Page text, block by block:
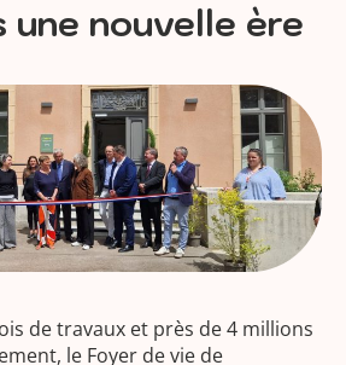
une nouvelle ère
de travaux et près de 4 millions
le Foyer de vie de